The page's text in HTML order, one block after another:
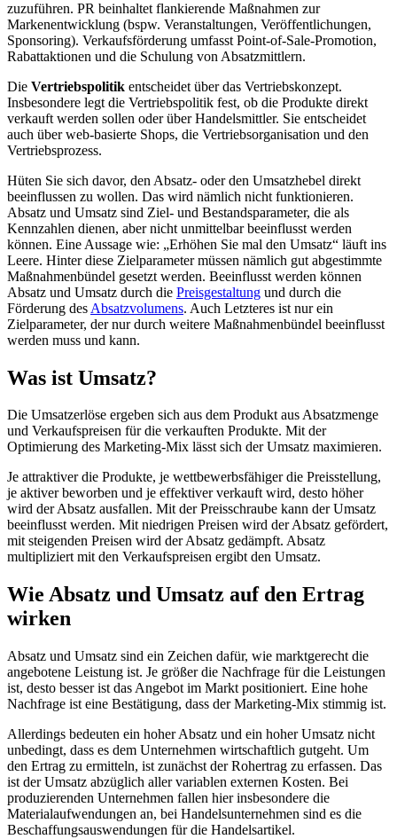
zuzuführen. PR beinhaltet flankierende Maßnahmen zur
Markenentwicklung (bspw. Veranstaltungen, Veröffentlichungen,
Sponsoring). Verkaufsförderung umfasst Point-of-Sale-Promotion,
Rabattaktionen und die Schulung von Absatzmittlern.
Die Vertriebspolitik entscheidet über das Vertriebskonzept.
Insbesondere legt die Vertriebspolitik fest, ob die Produkte direkt
verkauft werden sollen oder über Handelsmittler. Sie entscheidet
auch über web-basierte Shops, die Vertriebsorganisation und den
Vertriebsprozess.
Hüten Sie sich davor, den Absatz- oder den Umsatzhebel direkt
beeinflussen zu wollen. Das wird nämlich nicht funktionieren.
Absatz und Umsatz sind Ziel- und Bestandsparameter, die als
Kennzahlen dienen, aber nicht unmittelbar beeinflusst werden
können. Eine Aussage wie: „Erhöhen Sie mal den Umsatz“ läuft ins
Leere. Hinter diese Zielparameter müssen nämlich gut abgestimmte
Maßnahmenbündel gesetzt werden. Beeinflusst werden können
Absatz und Umsatz durch die Preisgestaltung und durch die
Förderung des Absatzvolumens. Auch Letzteres ist nur ein
Zielparameter, der nur durch weitere Maßnahmenbündel beeinflusst
werden muss und kann.
Was ist Umsatz?
Die Umsatzerlöse ergeben sich aus dem Produkt aus Absatzmenge
und Verkaufspreisen für die verkauften Produkte. Mit der
Optimierung des Marketing-Mix lässt sich der Umsatz maximieren.
Je attraktiver die Produkte, je wettbewerbsfähiger die Preisstellung,
je aktiver beworben und je effektiver verkauft wird, desto höher
wird der Absatz ausfallen. Mit der Preisschraube kann der Umsatz
beeinflusst werden. Mit niedrigen Preisen wird der Absatz gefördert,
mit steigenden Preisen wird der Absatz gedämpft. Absatz
multipliziert mit den Verkaufspreisen ergibt den Umsatz.
Wie Absatz und Umsatz auf den Ertrag
wirken
Absatz und Umsatz sind ein Zeichen dafür, wie marktgerecht die
angebotene Leistung ist. Je größer die Nachfrage für die Leistungen
ist, desto besser ist das Angebot im Markt positioniert. Eine hohe
Nachfrage ist eine Bestätigung, dass der Marketing-Mix stimmig ist.
Allerdings bedeuten ein hoher Absatz und ein hoher Umsatz nicht
unbedingt, dass es dem Unternehmen wirtschaftlich gutgeht. Um
den Ertrag zu ermitteln, ist zunächst der Rohertrag zu erfassen. Das
ist der Umsatz abzüglich aller variablen externen Kosten. Bei
produzierenden Unternehmen fallen hier insbesondere die
Materialaufwendungen an, bei Handelsunternehmen sind es die
Beschaffungsauswendungen für die Handelsartikel.